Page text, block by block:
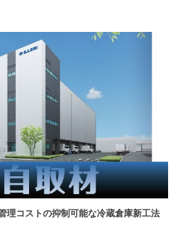
理コストの抑制可能な冷蔵倉庫新工法